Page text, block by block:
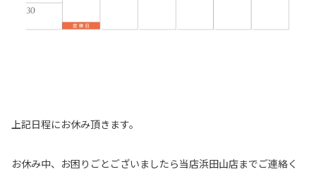
上記日程にお休み頂きます。
お休み中、お困りごとございましたら当店浜田山店までご連絡く